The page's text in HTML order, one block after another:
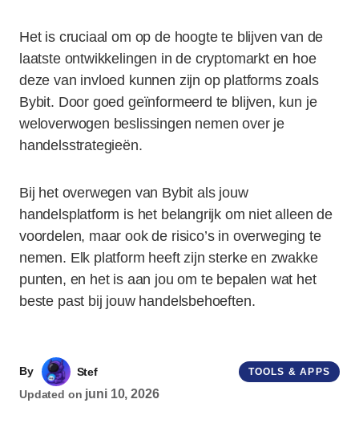
Het is cruciaal om op de hoogte te blijven van de
laatste ontwikkelingen in de cryptomarkt en hoe
deze van invloed kunnen zijn op platforms zoals
Bybit. Door goed geïnformeerd te blijven, kun je
weloverwogen beslissingen nemen over je
handelsstrategieën.
Bij het overwegen van Bybit als jouw
handelsplatform is het belangrijk om niet alleen de
voordelen, maar ook de risico’s in overweging te
nemen. Elk platform heeft zijn sterke en zwakke
punten, en het is aan jou om te bepalen wat het
beste past bij jouw handelsbehoeften.
By
Stef
Updated on juni 10, 2026
TOOLS & APPS